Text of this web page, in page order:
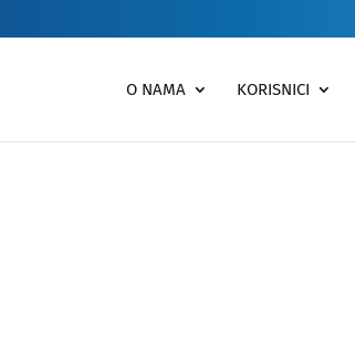
O NAMA KORISNICI